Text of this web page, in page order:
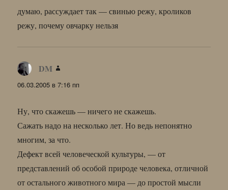
думаю, рассуждает так — свинью режу, кроликов
режу, почему овчарку нельзя
DM
06.03.2005 в 7:16 пп
Ну, что скажешь — ничего не скажешь.
Сажать надо на несколько лет. Но ведь непонятно
многим, за что.
Дефект всей человеческой культуры, — от
представлений об особой природе человека, отличной
от остального животного мира — до простой мысли